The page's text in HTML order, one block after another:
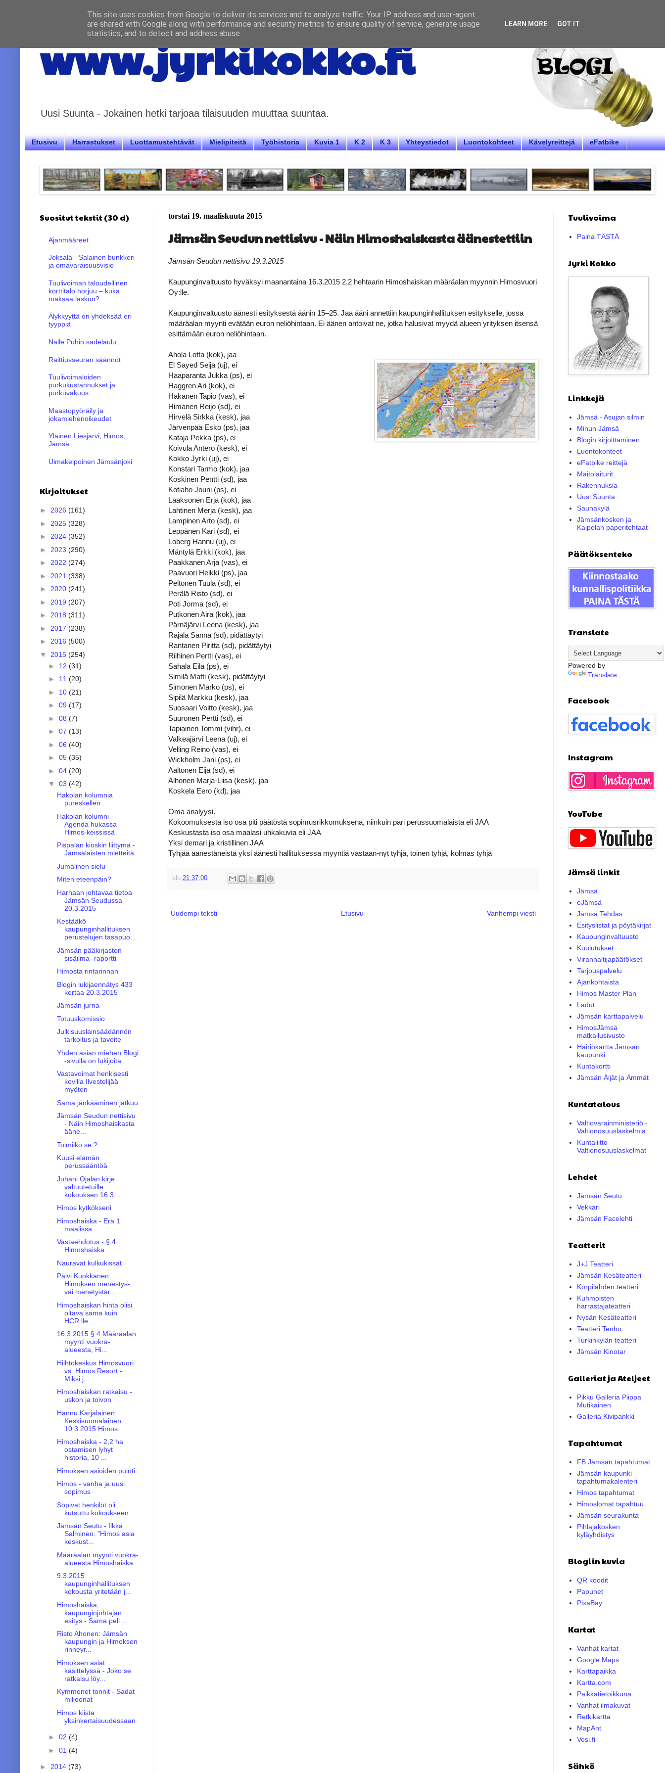
www.jyrkikokko.fi
Uusi Suunta - Jokainen hetki tarjoaa tilaisuuden muuttaa suuntaa.
Etusivu Harrastukset Luottamustehtävät Mielipiteitä Työhistoria Kuvia 1 K 2 K 3 Yhteystiedot Luontokohteet Kävelyreittejä eFatbike
torstai 19. maaliskuuta 2015
Jämsän Seudun nettisivu - Näin Himoshaiskasta äänestettiin
Jämsän Seudun nettisivu 19.3.2015
Kaupunginvaltuusto hyväksyi maanantaina 16.3.2015 2,2 hehtaarin Himoshaiskan määräalan myynnin Himosvuori
Oy:lle.
Kaupunginvaltuusto äänesti esityksestä äänin 15–25. Jaa ääni annettiin kaupunginhallituksen esitykselle, jossa
määräalan myynti evätään euron neliöhintaan. Ei äänen antoivat ne, jotka halusivat myydä alueen yrityksen itsensä
esittämään euron neliöhintaan.
Ahola Lotta (kok), jaa
El Sayed Seija (uj), ei
Haaparanta Jukka (ps), ei
Haggren Ari (kok), ei
Hakanen Tapio (vas), ei
Himanen Reijo (sd), ei
Hirvelä Sirkka (kesk), jaa
Järvenpää Esko (ps), jaa
Kataja Pekka (ps), ei
Koivula Antero (kesk), ei
Kokko Jyrki (uj), ei
Konstari Tarmo (kok), jaa
Koskinen Pentti (sd), jaa
Kotiaho Jouni (ps), ei
Laaksonen Erja (kok), jaa
Lahtinen Merja (kesk), jaa
Lampinen Arto (sd), ei
Leppänen Kari (sd), ei
Loberg Hannu (uj), ei
Mäntylä Erkki (kok), jaa
Paakkanen Arja (vas), ei
Paavuori Heikki (ps), jaa
Peltonen Tuula (sd), ei
Perälä Risto (sd), ei
Poti Jorma (sd), ei
Putkonen Aira (kok), jaa
Pärnäjärvi Leena (kesk), jaa
Rajala Sanna (sd), pidättäytyi
Rantanen Piritta (sd), pidättäytyi
Riihinen Pertti (vas), ei
Sahala Eila (ps), ei
Similä Matti (kesk), pidättäytyi
Simonen Marko (ps), ei
Sipilä Markku (kesk), jaa
Suosaari Voitto (kesk), jaa
Suuronen Pertti (sd), ei
Tapiainen Tommi (vihr), ei
Valkeajärvi Leena (uj), ei
Velling Reino (vas), ei
Wickholm Jani (ps), ei
Aaltonen Eija (sd), ei
Alhonen Marja-Liisa (kesk), jaa
Koskela Eero (kd), jaa
Oma analyysi.
Kokoomuksesta iso osa piti päätöstä sopimusrikkomuksena, niinkuin pari perussuomalaista eli JAA
Keskustasta iso osa maalasi uhkakuvia eli JAA
Yksi demari ja kristillinen JAA
Tyhjää äänestäneistä yksi äänesti hallituksessa myyntiä vastaan-nyt tyhjä, toinen tyhjä, kolmas tyhjä
klo 21.37.00
Uudempi teksti Vanhempi viesti
Etusivu
Suositut tekstit (30 d)
Ajanmääreet
Joksala - Salainen bunkkeri
ja omavaraisuusvisio
Tuulivoiman taloudellinen
korttitalo horjuu – kuka
maksaa laskun?
Älykkyyttä on yhdeksää eri
tyyppiä
Nalle Puhin sadelaulu
Raittiusseuran säännöt
Tuulivoimaloiden
purkukustannukset ja
purkuvakuus
Maastopyöräily ja
jokamiehenoikeudet
Yläinen Liesjärvi, Himos,
Jämsä
Uimakelpoinen Jämsänjoki
Kirjoitukset
► 2026 (161)
► 2025 (328)
► 2024 (352)
► 2023 (290)
► 2022 (274)
► 2021 (338)
► 2020 (241)
► 2019 (207)
► 2018 (311)
► 2017 (238)
► 2016 (500)
▼ 2015 (254)
► 12 (31)
► 11 (20)
► 10 (21)
► 09 (17)
► 08 (7)
► 07 (13)
► 06 (40)
► 05 (35)
► 04 (20)
▼ 03 (42)
Hakolan kolumnia
pureskellen
Hakolan kolumni -
Agenda hukassa
Himos-keississä
Pispalan kioskin liittymä -
Jämsäläisten mietteitä
Jumalinen sielu
Miten eteenpäin?
Harhaan johtavaa tietoa
Jämsän Seudussa
20.3.2015
Kestääkö
kaupunginhallituksen
perustelujen tasapuo...
Jämsän pääkirjaston
sisäilma -raportti
Himosta rintarinnan
Blogin lukijaennätys 433
kertaa 20.3.2015
Jämsän jurna
Totuuskomissio
Julkisuuslainsäädännön
tarkoitus ja tavoite
Yhden asian miehen Blogi
-sivulla on lukijoita
Vastavoimat henkisesti
kovilla Ilvestelijää
myöten
Sama jänkääminen jatkuu
Jämsän Seudun nettisivu
- Näin Himoshaiskasta
ääne...
Toimiiko se ?
Kuusi elämän
perussääntöä
Juhani Ojalan kirje
valtuutetuille
kokouksen 16.3....
Himos kytkökseni
Himoshaiska - Erä 1
maalissa
Vastaehdotus - § 4
Himoshaiska
Nauravat kulkukissat
Päivi Kuokkanen:
Himoksen menestys-
vai menetystar...
Himoshaiskan hinta olisi
oltava sama kuin
HCR:lle ...
16.3.2015 § 4 Määräalan
myynti vuokra-
alueesta, Hi...
Hiihtokeskus Himosvuori
vs. Himos Resort -
Miksi j...
Himoshaiskan ratkaisu -
uskon ja toivon
Hannu Karjalainen:
Keskisuomalainen
10.3.2015 Himos
Himoshaiska - 2,2 ha
ostamisen lyhyt
historia, 10 ...
Himoksen asioiden puinti
Himos - vanha ja uusi
sopimus
Sopivat henkilöt oli
kutsuttu kokoukseen
Jämsän Seutu - Ilkka
Salminen: "Himos asia
keskust...
Määräalan myynti vuokra-
alueesta Himoshaiska
9.3.2015
kaupunginhallituksen
kokousta yritetään j...
Himoshaiska,
kaupunginjohtajan
esitys - Sama peli ...
Risto Ahonen: Jämsän
kaupungin ja Himoksen
rinneyr...
Himoksen asiat
käsittelyssä - Joko se
ratkaisu löy...
Kymmenet tonnit - Sadat
miljoonat
Himos kiista
yksinkertaisuudessaan
► 02 (4)
► 01 (4)
► 2014 (73)
Tuulivoima
Paina TÄSTÄ
Jyrki Kokko
Linkkejä
Jämsä - Asujan silmin
Minun Jämsä
Blogin kirjoittaminen
Luontokohteet
eFatbike reittejä
Maitolaiturit
Rakennuksia
Uusi Suunta
Saunakylä
Jämsänkosken ja
Kaipolan paperitehtaat
Päätöksenteko
Translate
Powered by
Translate
Facebook
Instagram
YouTube
Jämsä linkit
Jämsä
eJämsä
Jämsä Tehdas
Esityslistat ja pöytäkirjat
Kaupunginvaltuusto
Kuulutukset
Viranhaltijapäätökset
Tarjouspalvelu
Ajankohtaista
Himos Master Plan
Ladut
Jämsän karttapalvelu
HimosJämsä
matkailusivusto
Häiriökartta Jämsän
kaupunki
Kuntakortti
Jämsän Äijät ja Ämmät
Kuntatalous
Valtiovarainministeriö -
Valtionosuuslaskelmia
Kuntaliitto -
Valtionosuuslaskelmat
Lehdet
Jämsän Seutu
Vekkari
Jämsän Facelehti
Teatterit
J+J Teatteri
Jämsän Kesäteatteri
Korpilahden teatteri
Kuhmoisten
harrastajateatteri
Nysän Kesäteatteri
Teatteri Tenho
Turkinkylän teatteri
Jämsän Kinotar
Galleriat ja Ateljeet
Pikku Galleria Piippa
Mutikainen
Galleria Kivipankki
Tapahtumat
FB Jämsän tapahtumat
Jämsän kaupunki
tapahtumakalenteri
Himos tapahtumat
Himoslomat tapahtuu
Jämsän seurakunta
Pihlajakosken
kyläyhdistys
Blogiin kuvia
QR koodit
Papunet
PixaBay
Kartat
Vanhat kartat
Google Maps
Karttapaikka
Kartta.com
Paikkatietoikkuna
Vanhat ilmakuvat
Retkikartta
MapAnt
Vesi.fi
Sähkö
This site uses cookies from Google to deliver its services and to analyze traffic. Your IP address and user-agent
are shared with Google along with performance and security metrics to ensure quality of service, generate usage
statistics, and to detect and address abuse.
LEARN MORE GOT IT